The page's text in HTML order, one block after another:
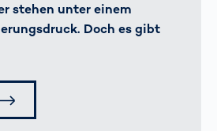
stehen unter einem
Doch es gibt